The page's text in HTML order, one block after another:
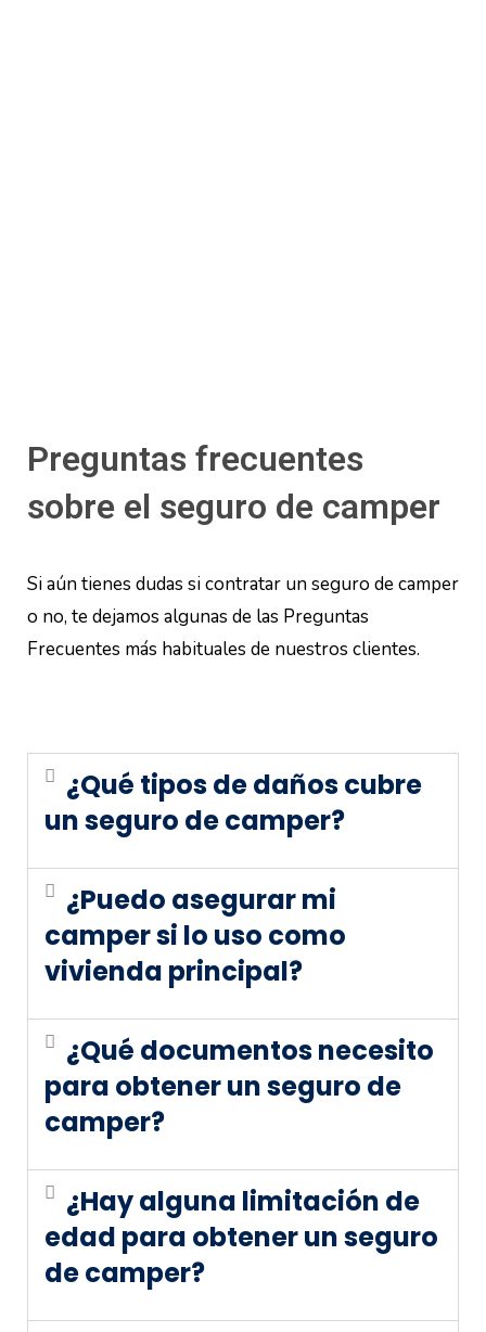
Preguntas frecuentes
sobre el seguro de camper
Si aún tienes dudas si contratar un seguro de camper
o no, te dejamos algunas de las Preguntas
Frecuentes más habituales de nuestros clientes.
¿Qué tipos de daños cubre
un seguro de camper?
¿Puedo asegurar mi
camper si lo uso como
vivienda principal?
¿Qué documentos necesito
para obtener un seguro de
camper?
¿Hay alguna limitación de
edad para obtener un seguro
de camper?